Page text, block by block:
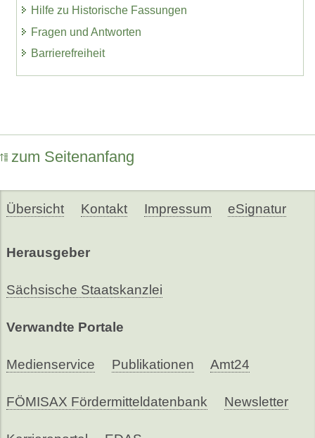
Hilfe zu Historische Fassungen
Fragen und Antworten
Barrierefreiheit
zum Seitenanfang
Übersicht Kontakt Impressum eSignatur
Herausgeber
Sächsische Staatskanzlei
Verwandte Portale
Medienservice Publikationen Amt24
FÖMISAX Fördermitteldatenbank Newsletter